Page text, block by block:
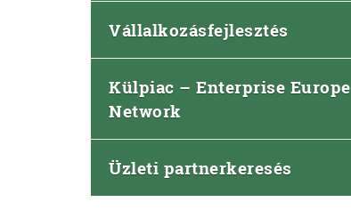
Vállalkozásfejlesztés
Külpiac – Enterprise Europe
Network
Üzleti partnerkeresés